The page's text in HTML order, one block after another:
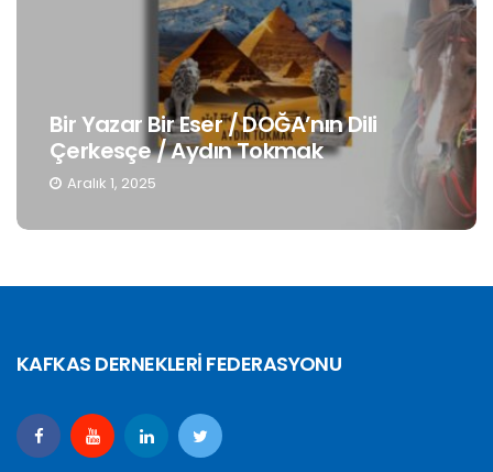
Bir Yazar Bir Eser / DOĞA’nın Dili
Çerkesçe / Aydın Tokmak
Aralık 1, 2025
KAFKAS DERNEKLERİ FEDERASYONU